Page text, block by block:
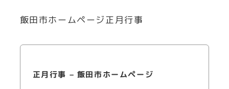
飯田市ホームページ正月行事
正月行事 – 飯田市ホームページ